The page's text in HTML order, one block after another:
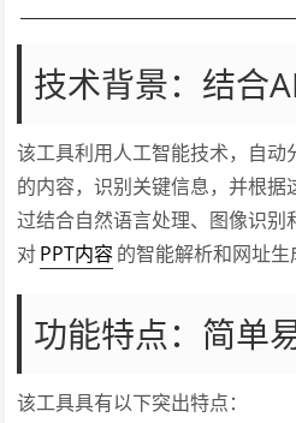
技术背景：结合
该工具利用人工智能技术，自动
的内容，识别关键信息，并根
过结合自然语言处理、图像识别
对PPT内容的智能解析和网址生
功能特点：简单
该工具具有以下突出特点：